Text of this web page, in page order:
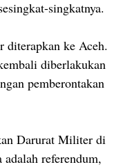
singkatnya.
diterapkan ke Aceh.
diberlakukan
pemberontakan
Darurat Militer di
referendum,